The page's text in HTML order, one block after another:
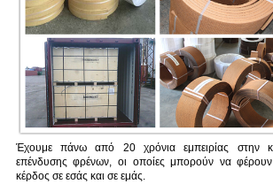
Έχουμε πάνω από 20 χρόνια εμπειρίας στην
επένδυσης φρένων, οι οποίες μπορούν να φέρουν
κέρδος σε εσάς και σε εμάς.